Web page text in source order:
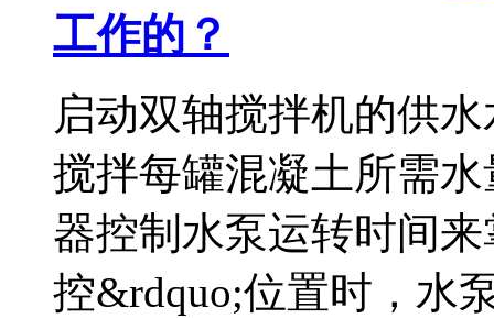
工作的？
启动双轴搅拌机的供
搅拌每罐混凝土所需
器控制水泵运转时间
控&rdquo;位置时，水